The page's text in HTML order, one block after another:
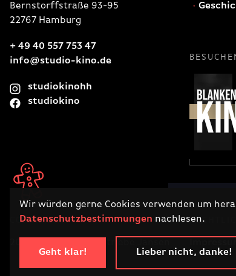
Wir würden gerne Cookies verwenden um
Datenschutzbestimmungen nachlesen.
Geht klar! Lieber nicht, danke!
Bernstorffstraße 93-95
22767 Hamburg
+ 49 40 557 753 47
info@studio-kino.de
studiokinohh
studiokino
COPYRIGHT